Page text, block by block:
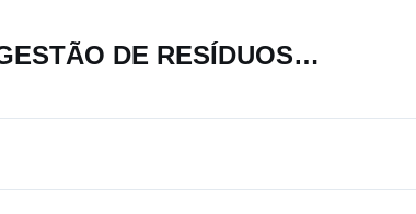
GESTÃO DE RESÍDUOS SÓLIDOS